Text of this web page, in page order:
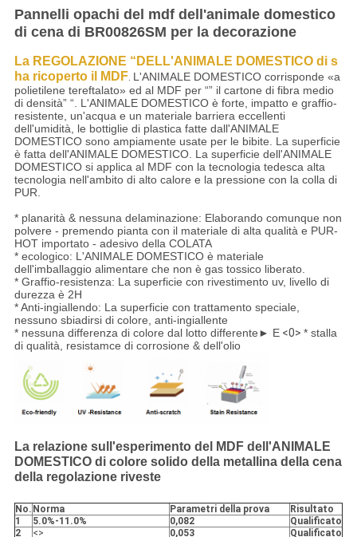
Pannelli opachi del mdf dell'animale domestico
di cena di BR00826SM per la decorazione
La REGOLAZIONE “DELL'ANIMALE DOMESTICO di s
ha ricoperto il MDF. L'ANIMALE DOMESTICO corrisponde «a
polietilene tereftalato» ed al MDF per “” il cartone di fibra medio
di densità” “. L'ANIMALE DOMESTICO è forte, impatto e graffio-
resistente, un'acqua e un materiale barriera eccellenti
dell'umidità, le bottiglie di plastica fatte dall'ANIMALE
DOMESTICO sono ampiamente usate per le bibite. La superficie
è fatta dell'ANIMALE DOMESTICO. La superficie dell'ANIMALE
DOMESTICO si applica al MDF con la tecnologia tedesca alta
tecnologia nell'ambito di alto calore e la pressione con la colla di
PUR.
* planarità & nessuna delaminazione: Elaborando comunque non
polvere - premendo pianta con il materiale di alta qualità e PUR-
HOT importato - adesivo della COLATA
* ecologico: L'ANIMALE DOMESTICO è materiale
dell'imballaggio alimentare che non è gas tossico liberato.
* Graffio-resistenza: La superficie con rivestimento uv, livello di
durezza è 2H
* Anti-ingiallendo: La superficie con trattamento speciale,
nessuno sbiadirsi di colore, anti-ingiallente
* nessuna differenza di colore dal lotto differente► E<0> * stalla
di qualità, resistamce di corrosione & dell'olio
La relazione sull'esperimento del MDF dell'ANIMALE
DOMESTICO di colore solido della metallina della cena
della regolazione riveste
No. Norma Parametri della prova
Risultato
1
5.0%-11.0% 0,082
Qualificato
2
<> 0,053
Qualificato